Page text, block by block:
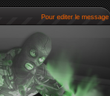
Pour editer le message